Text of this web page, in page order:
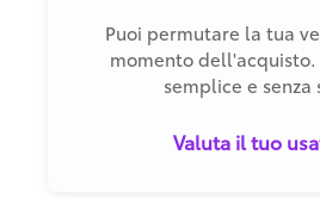
Puoi permutare la tua
momento dell'acquisto.
semplice e senza
Valuta il tuo